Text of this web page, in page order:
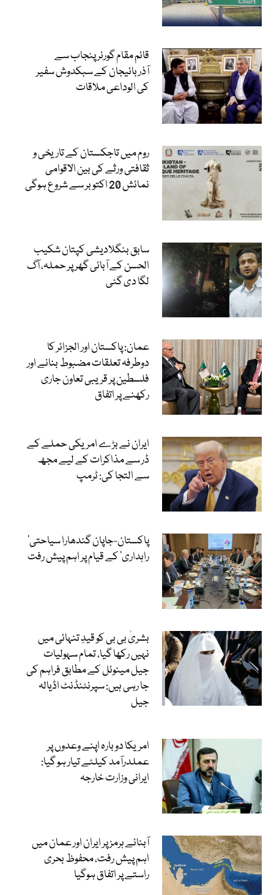
قائم مقام گورنر پنجاب سے
آذربائیجان کے سبکدوش سفیر
کی الوداعی ملاقات
روم میں تاجکستان کے تاریخی و
ثقافتی ورثے کی بین الاقوامی
نمائش 20 اکتوبر سے شروع ہوگی
سابق بنگلادیشی کپتان شکیب
الحسن کے آبائی گھر پر حملہ، آگ
لگا دی گئی
عمان: پاکستان اور الجزائر کا
دوطرفہ تعلقات مضبوط بنانے اور
فلسطین پر قریبی تعاون جاری
رکھنے پر اتفاق
ایران نے بڑے امریکی حملے کے
ڈر سے مذاکرات کے لیے مجھ
سے التجا کی: ٹرمپ
‘پاکستان-جاپان گندھارا سیاحتی
راہداری’ کے قیام پر اہم پیش رفت
بشریٰ بی بی کو قیدِ تنہائی میں
نہیں رکھا گیا، تمام سہولیات
جیل مینوئل کے مطابق فراہم کی
جا رہی ہیں: سپرنٹنڈنٹ اڈیالہ
جیل
امریکا دوبارہ اپنے وعدوں پر
عملدرآمد کیلئے تیار ہو گیا:
ایرانی وزارت خارجہ
آبنائے ہرمز پر ایران اور عمان میں
اہم پیش رفت، محفوظ بحری
راستے پر اتفاق ہوگیا